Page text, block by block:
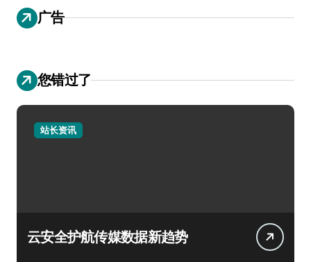
广告
您错过了
站长资讯
云安全护航传媒数据新趋势